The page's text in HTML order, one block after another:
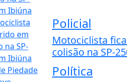
Policial
Motociclista
colisão na SP-
Política